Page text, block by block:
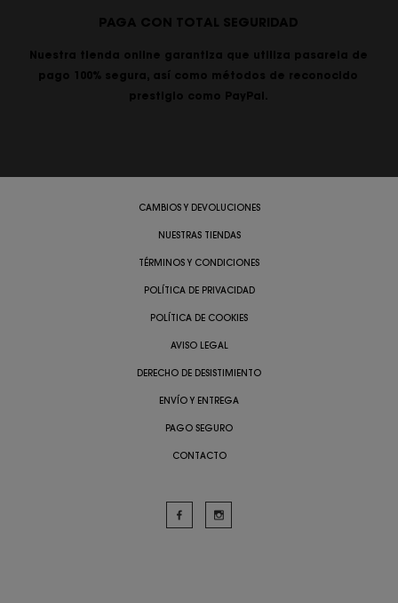
PAGA CON TOTAL SEGURIDAD
Nuestra tienda online garantiza que utiliza pasarela de
pago 100% segura, así como métodos de reconocido
prestigio como PayPal.
CAMBIOS Y DEVOLUCIONES
NUESTRAS TIENDAS
TÉRMINOS Y CONDICIONES
POLÍTICA DE PRIVACIDAD
POLÍTICA DE COOKIES
AVISO LEGAL
DERECHO DE DESISTIMIENTO
ENVÍO Y ENTREGA
PAGO SEGURO
CONTACTO